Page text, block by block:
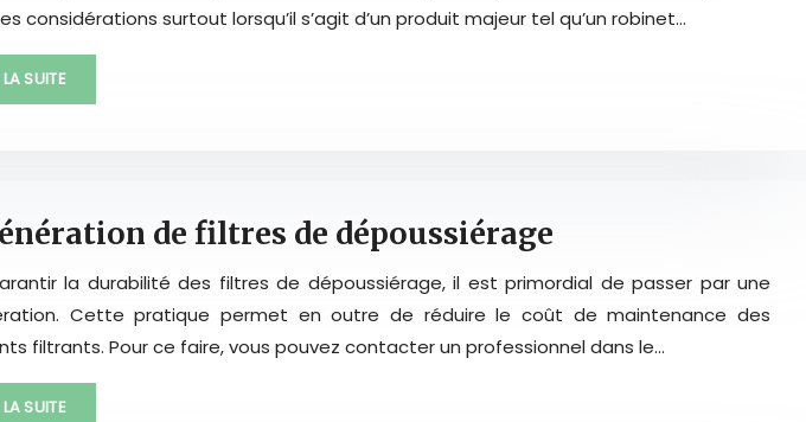
considérations surtout lorsqu’il s’agit d’un produit majeur tel qu’un robinet…
LA SUITE
de filtres de dépoussiérage
la durabilité des filtres de dépoussiérage, il est primordial de passer par une
Cette pratique permet en outre de réduire le coût de maintenance des
filtrants. Pour ce faire, vous pouvez contacter un professionnel dans le…
LA SUITE